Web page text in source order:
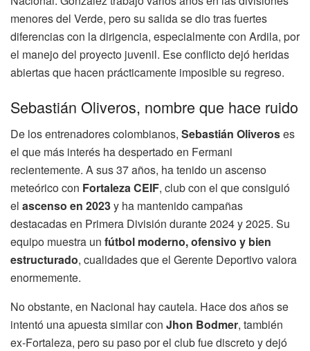
menores del Verde, pero su salida se dio tras fuertes
diferencias con la dirigencia, especialmente con Ardila, por
el manejo del proyecto juvenil. Ese conflicto dejó heridas
abiertas que hacen prácticamente imposible su regreso.
Sebastián Oliveros, nombre que hace ruido
De los entrenadores colombianos, Sebastián Oliveroses
el que más interés ha despertado en Fermani
recientemente. A sus 37 años, ha tenido un ascenso
meteórico con Fortaleza CEIF, club con el que consiguió
el ascenso en 2023y ha mantenido campañas
destacadas en Primera División durante 2024 y 2025. Su
equipo muestra un fútbol moderno, ofensivo y bien
estructurado, cualidades que el Gerente Deportivo valora
enormemente.
No obstante, en Nacional hay cautela. Hace dos años se
intentó una apuesta similar con Jhon Bodmer, también
ex-Fortaleza, pero su paso por el club fue discreto y dejó